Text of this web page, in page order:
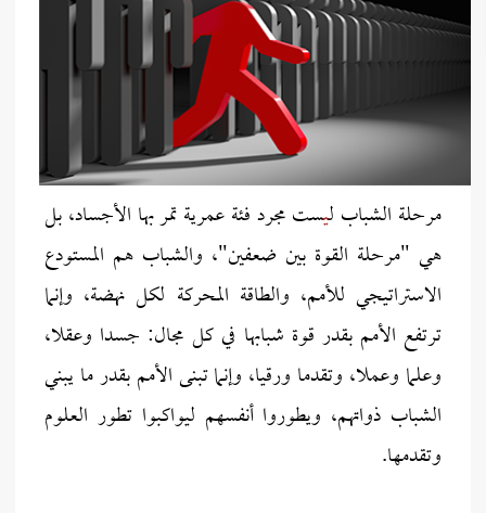
مرحلة الشباب ليست مجرد فئة عمرية تمر بها الأجساد، بل
هي "مرحلة القوة بين ضعفين"، والشباب هم المستودع
الاستراتيجي للأمم، والطاقة المحركة لكل نهضة، وإنما
ترتفع الأمم بقدر قوة شبابها في كل مجال: جسدا وعقلا،
وعلما وعملا، وتقدما ورقيا، وإنما تبنى الأمم بقدر ما يبني
الشباب ذواتهم، ويطوروا أنفسهم ليواكبوا تطور العلوم
وتقدمها.